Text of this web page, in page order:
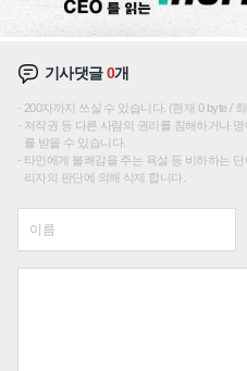
기사댓글0개
200자까지 쓰실 수 있습니다. (현재 0 byte /
저작권 등 다른 사람의 권리를 침해하거나
를 받을 수 있습니다.
타인에게 불쾌감을 주는 욕설 등 비하하는
리자의 판단에 의해 삭제 합니다.